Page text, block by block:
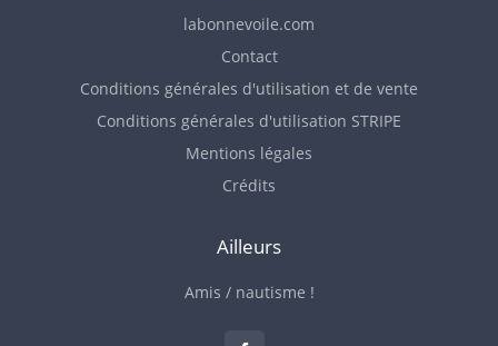
labonnevoile.com
Contact
Conditions générales d'utilisation et de vente
Conditions générales d'utilisation STRIPE
Mentions légales
Crédits
Ailleurs
Amis / nautisme !